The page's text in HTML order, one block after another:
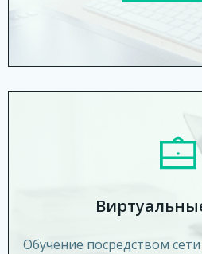
Обучение посредством